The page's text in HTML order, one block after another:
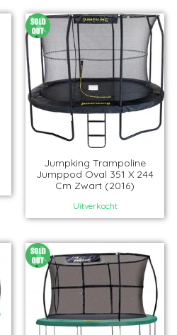
Jumpking Trampoline
Jumppod Oval 351 X 244
Cm Zwart (2016)
Uitverkocht